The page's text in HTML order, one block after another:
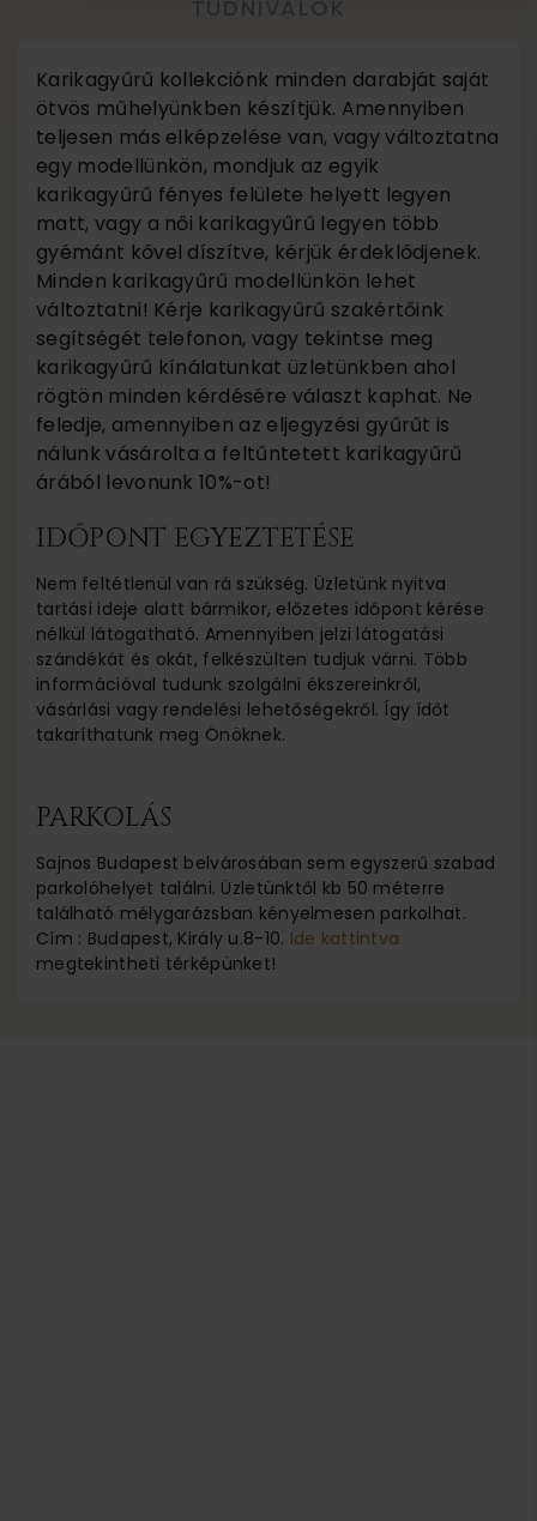
Karikagyűrű kollekciónk minden darabját saját
ötvös műhelyünkben készítjük. Amennyiben
teljesen más elképzelése van, vagy változtatna
egy modellünkön, mondjuk az egyik
karikagyűrű fényes felülete helyett legyen
matt, vagy a női karikagyűrű legyen több
gyémánt kővel díszítve, kérjük érdeklődjenek.
Minden karikagyűrű modellünkön lehet
változtatni! Kérje karikagyűrű szakértőink
segítségét telefonon, vagy tekintse meg
karikagyűrű kínálatunkat üzletünkben ahol
rögtön minden kérdésére választ kaphat. Ne
feledje, amennyiben az eljegyzési gyűrűt is
nálunk vásárolta a feltűntetett karikagyűrű
árából levonunk 10%-ot!
IDŐPONT EGYEZTETÉSE
Nem feltétlenül van rá szükség. Üzletünk nyitva
tartási ideje alatt bármikor, előzetes időpont kérése
nélkül látogatható. Amennyiben jelzi látogatási
szándékát és okát, felkészülten tudjuk várni. Több
információval tudunk szolgálni ékszereinkről,
vásárlási vagy rendelési lehetőségekről. Így ídőt
takaríthatunk meg Önöknek.
PARKOLÁS
Sajnos Budapest belvárosában sem egyszerű szabad
parkolóhelyet találni. Üzletünktől kb 50 méterre
található mélygarázsban kényelmesen parkolhat.
Cím : Budapest, Király u.8-10. Ide kattintva
megtekintheti térképünket!